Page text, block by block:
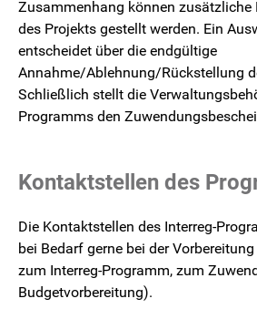
Zusammenhang können zusätzliche
des Projekts gestellt werden. Ein
entscheidet über die endgültige
Annahme/Ablehnung/Rückstellung
Schließlich stellt die
Programms den
Kontaktstellen des
Die Kontaktstellen des Interreg-
bei Bedarf gerne bei der
zum Interreg-Programm, zum
Budgetvorbereitung).